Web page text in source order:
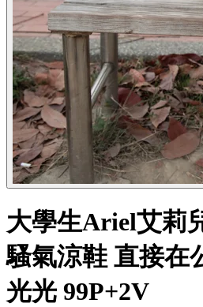
大學生Ariel艾莉
騷氣涼鞋 直接在
光光 99P+2V